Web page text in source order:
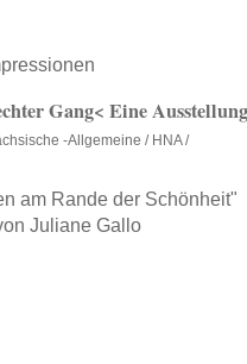
Gang< Eine Ausstellung
-Allgemeine / HNA /
am Rande der Schönheit"
Juliane Gallo